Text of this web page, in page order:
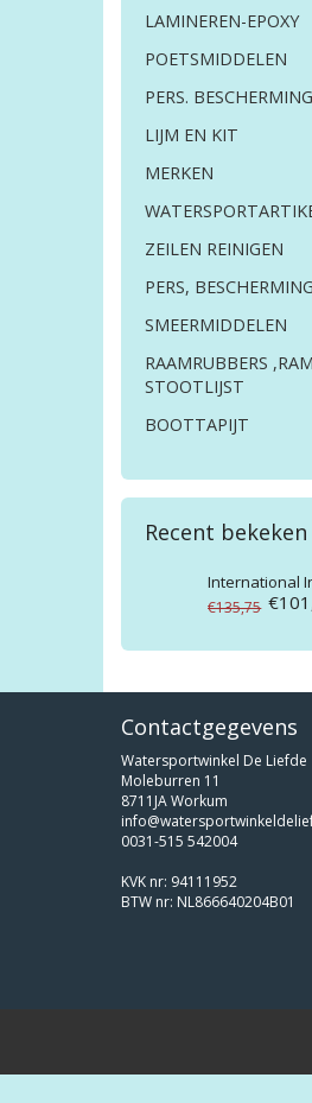
LAMINEREN-EPOXY
POETSMIDDELEN
PERS. BESCHERMING
LIJM EN KIT
MERKEN
ZEILEN REINIGEN
PERS, BESCHERMING
SMEERMIDDELEN
RAAMRUBBERS
STOOTLIJST
BOOTTAPIJT
Recent bekeken
International
€135,75
Contactgegevens
Watersportwinkel De Liefde
Moleburren 11
8711JA Workum
0031-515 542004
KVK nr: 94111952
BTW nr: NL866640204B01